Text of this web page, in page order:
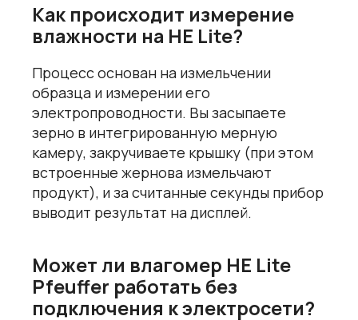
Как происходит измерение
влажности на HE Lite?
Процесс основан на измельчении
образца и измерении его
электропроводности. Вы засыпаете
зерно в интегрированную мерную
камеру, закручиваете крышку (при этом
встроенные жернова измельчают
продукт), и за считанные секунды прибор
выводит результат на дисплей.
Может ли влагомер HE Lite
Pfeuffer работать без
подключения к электросети?